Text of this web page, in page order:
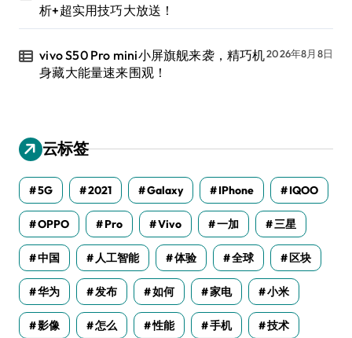
析+超实用技巧大放送！
vivo S50 Pro mini小屏旗舰来袭，精巧机
身藏大能量速来围观！
2026年8月8日
云标签
5G 2021 Galaxy IPhone IQOO
OPPO Pro Vivo 一加 三星
中国 人工智能 体验 全球 区块
华为 发布 如何 家电 小米
影像 怎么 性能 手机 技术